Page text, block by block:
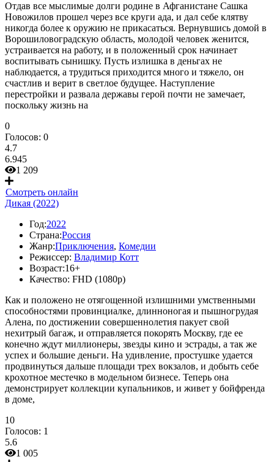
Отдав все мыслимые долги родине в Афганистане Сашка
Новожилов прошел через все круги ада, и дал себе клятву
никогда более к оружию не прикасаться. Вернувшись домой в
Ворошиловоградскую область, молодой человек женится,
устраивается на работу, и в положенный срок начинает
воспитывать сынишку. Пусть излишка в деньгах не
наблюдается, а трудиться приходится много и тяжело, он
счастлив и верит в светлое будущее. Наступление
перестройки и развала державы герой почти не замечает,
поскольку жизнь на
0
Голосов: 0
4.7
6.945
1 209
Смотреть онлайн
Дикая (2022)
Год:2022
Страна:Россия
Жанр:Приключения, Комедии
Режиссер: Владимир Котт
Возраст:16+
Качество: FHD (1080p)
Как и положено не отягощенной излишними умственными
способностями провинциалке, длинноногая и пышногрудая
Алена, по достижении совершеннолетия пакует свой
нехитрый багаж, и отправляется покорять Москву, где ее
конечно ждут миллионеры, звезды кино и эстрады, а так же
успех и большие деньги. На удивление, простушке удается
продвинуться дальше площади трех вокзалов, и добыть себе
крохотное местечко в модельном бизнесе. Теперь она
демонстрирует коллекции купальников, и живет у бойфренда
в доме,
10
Голосов: 1
5.6
1 005